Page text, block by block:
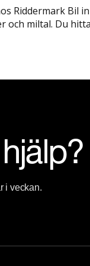
Riddermark Bil
och miltal. Du
i veckan.